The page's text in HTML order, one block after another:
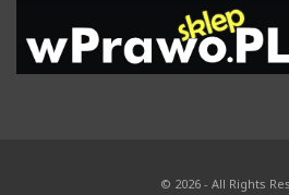
© 2026 - All Rights